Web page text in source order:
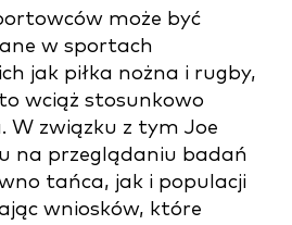
może być
w sportach
jak piłka nożna i rugby,
wciąż stosunkowo
W związku z tym Joe
na przeglądaniu badań
tańca, jak i populacji
wniosków, które